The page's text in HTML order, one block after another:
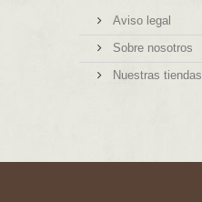
Aviso legal
Sobre nosotros
Nuestras tiendas